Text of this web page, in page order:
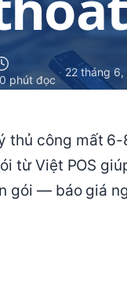
phút đọc
· 22 tháng 6,
thủ công mất
từ Việt POS
gói — báo giá